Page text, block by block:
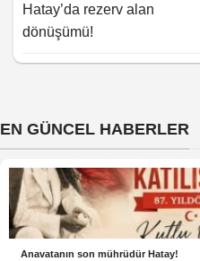
Hatay’da rezerv alan
dönüşümü!
EN GÜNCEL HABERLER
Anavatanın son mührüdür Hatay!